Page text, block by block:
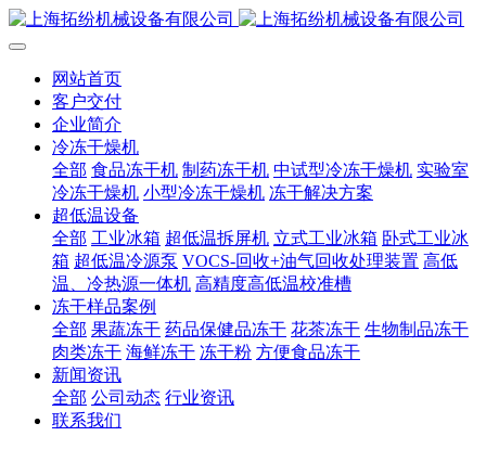
网站首页
客户交付
企业简介
冷冻干燥机
全部 食品冻干机 制药冻干机 中试型冷冻干燥机 实验室
冷冻干燥机 小型冷冻干燥机 冻干解决方案
超低温设备
全部 工业冰箱 超低温拆屏机 立式工业冰箱 卧式工业冰
箱 超低温冷源泵 VOCS-回收+油气回收处理装置 高低
温、冷热源一体机 高精度高低温校准槽
冻干样品案例
全部 果蔬冻干 药品保健品冻干 花茶冻干 生物制品冻干
肉类冻干 海鲜冻干 冻干粉 方便食品冻干
新闻资讯
全部 公司动态 行业资讯
联系我们